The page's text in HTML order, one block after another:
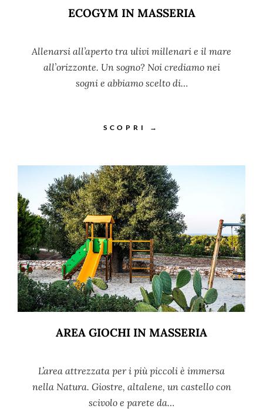
ECOGYM IN MASSERIA
Allenarsi all’aperto tra ulivi millenari e il mare
all’orizzonte. Un sogno? Noi crediamo nei
sogni e abbiamo scelto di…
SCOPRI →
AREA GIOCHI IN MASSERIA
L’area attrezzata per i più piccoli è immersa
nella Natura. Giostre, altalene, un castello con
scivolo e parete da…